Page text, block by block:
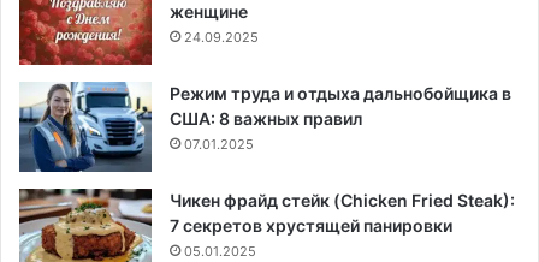
женщине
24.09.2025
Режим труда и отдыха дальнобойщика в
США: 8 важных правил
07.01.2025
Чикен фрайд стейк (Chicken Fried Steak):
7 секретов хрустящей панировки
05.01.2025